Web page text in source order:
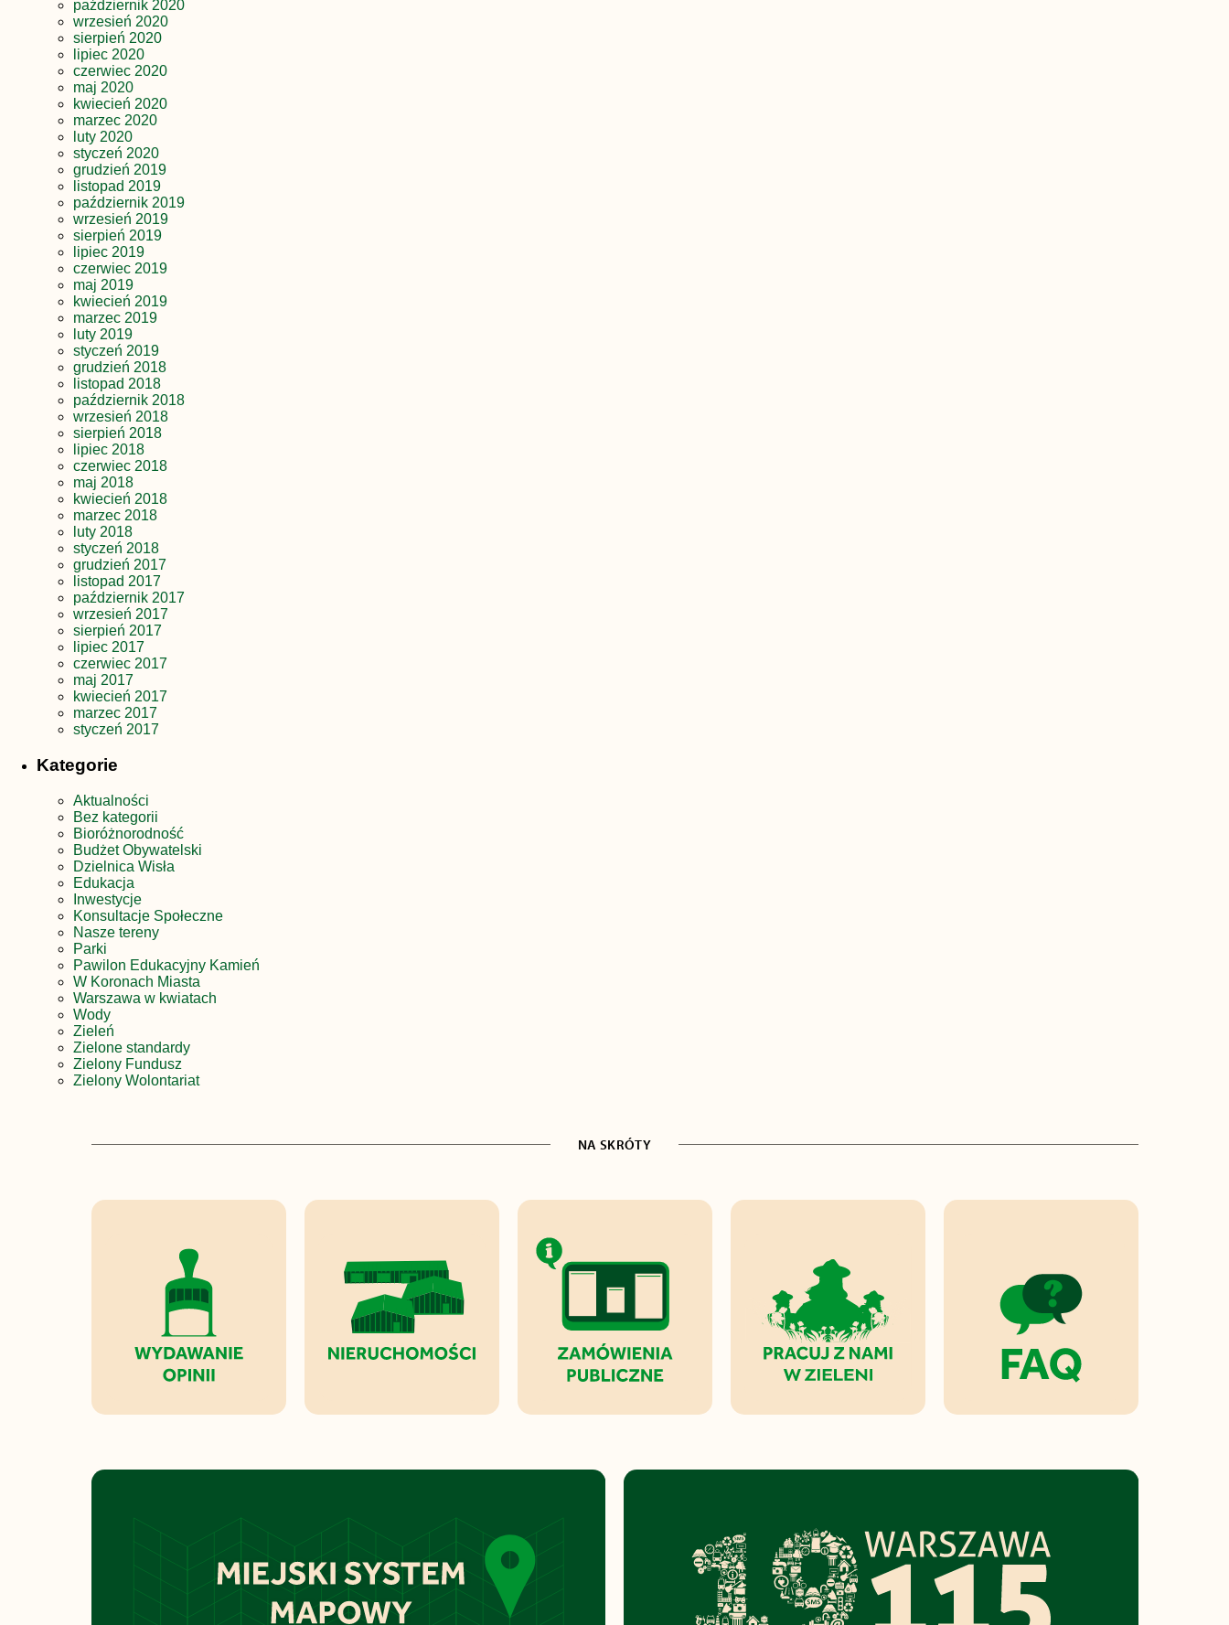
październik 2020
wrzesień 2020
sierpień 2020
lipiec 2020
czerwiec 2020
maj 2020
kwiecień 2020
marzec 2020
luty 2020
styczeń 2020
grudzień 2019
listopad 2019
październik 2019
wrzesień 2019
sierpień 2019
lipiec 2019
czerwiec 2019
maj 2019
kwiecień 2019
marzec 2019
luty 2019
styczeń 2019
grudzień 2018
listopad 2018
październik 2018
wrzesień 2018
sierpień 2018
lipiec 2018
czerwiec 2018
maj 2018
kwiecień 2018
marzec 2018
luty 2018
styczeń 2018
grudzień 2017
listopad 2017
październik 2017
wrzesień 2017
sierpień 2017
lipiec 2017
czerwiec 2017
maj 2017
kwiecień 2017
marzec 2017
styczeń 2017
Kategorie
Aktualności
Bez kategorii
Bioróżnorodność
Budżet Obywatelski
Dzielnica Wisła
Edukacja
Inwestycje
Konsultacje Społeczne
Nasze tereny
Parki
Pawilon Edukacyjny Kamień
W Koronach Miasta
Warszawa w kwiatach
Wody
Zieleń
Zielone standardy
Zielony Fundusz
Zielony Wolontariat
NA SKRÓTY